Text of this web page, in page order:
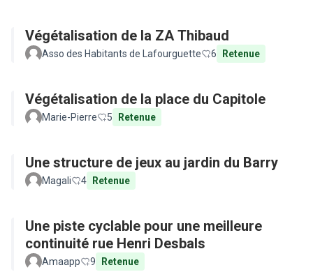
Végétalisation de la ZA Thibaud
Asso des Habitants de Lafourguette 6 Retenue
Végétalisation de la place du Capitole
Marie-Pierre 5 Retenue
Une structure de jeux au jardin du Barry
Magali 4 Retenue
Une piste cyclable pour une meilleure
continuité rue Henri Desbals
Amaapp 9 Retenue